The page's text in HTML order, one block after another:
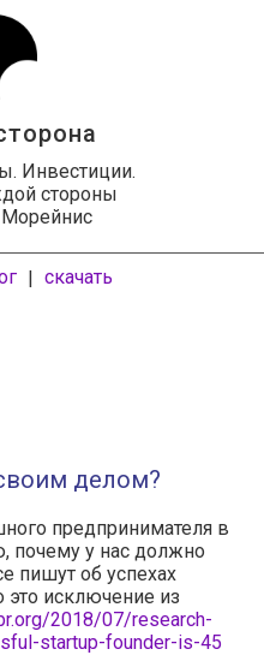
Инвестиции.
стороны
| скачать
делом?
предпринимателя в
у нас должно
пишут об успехах
это исключение из
2018/07/research-
startup-founder-is-45